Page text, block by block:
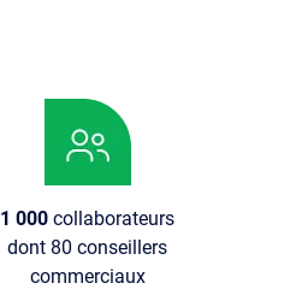
1 000collaborateurs
dont 80 conseillers
commerciaux